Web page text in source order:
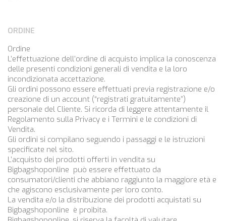
ORDINE
Ordine
L’effettuazione dell’ordine di acquisto implica la conoscenza
delle presenti condizioni generali di vendita e la loro
incondizionata accettazione.
Gli ordini possono essere effettuati previa registrazione e/o
creazione di un account (“registrati gratuitamente”)
personale del Cliente. Si ricorda di leggere attentamente il
Regolamento sulla Privacy e i Termini e le condizioni di
Vendita.
Gli ordini si compilano seguendo i passaggi e le istruzioni
specificate nel sito.
L’acquisto dei prodotti offerti in vendita su
Bigbagshoponline può essere effettuato da
consumatori/clienti che abbiano raggiunto la maggiore età e
che agiscono esclusivamente per loro conto.
La vendita e/o la distribuzione dei prodotti acquistati su
Bigbagshoponline è proibita.